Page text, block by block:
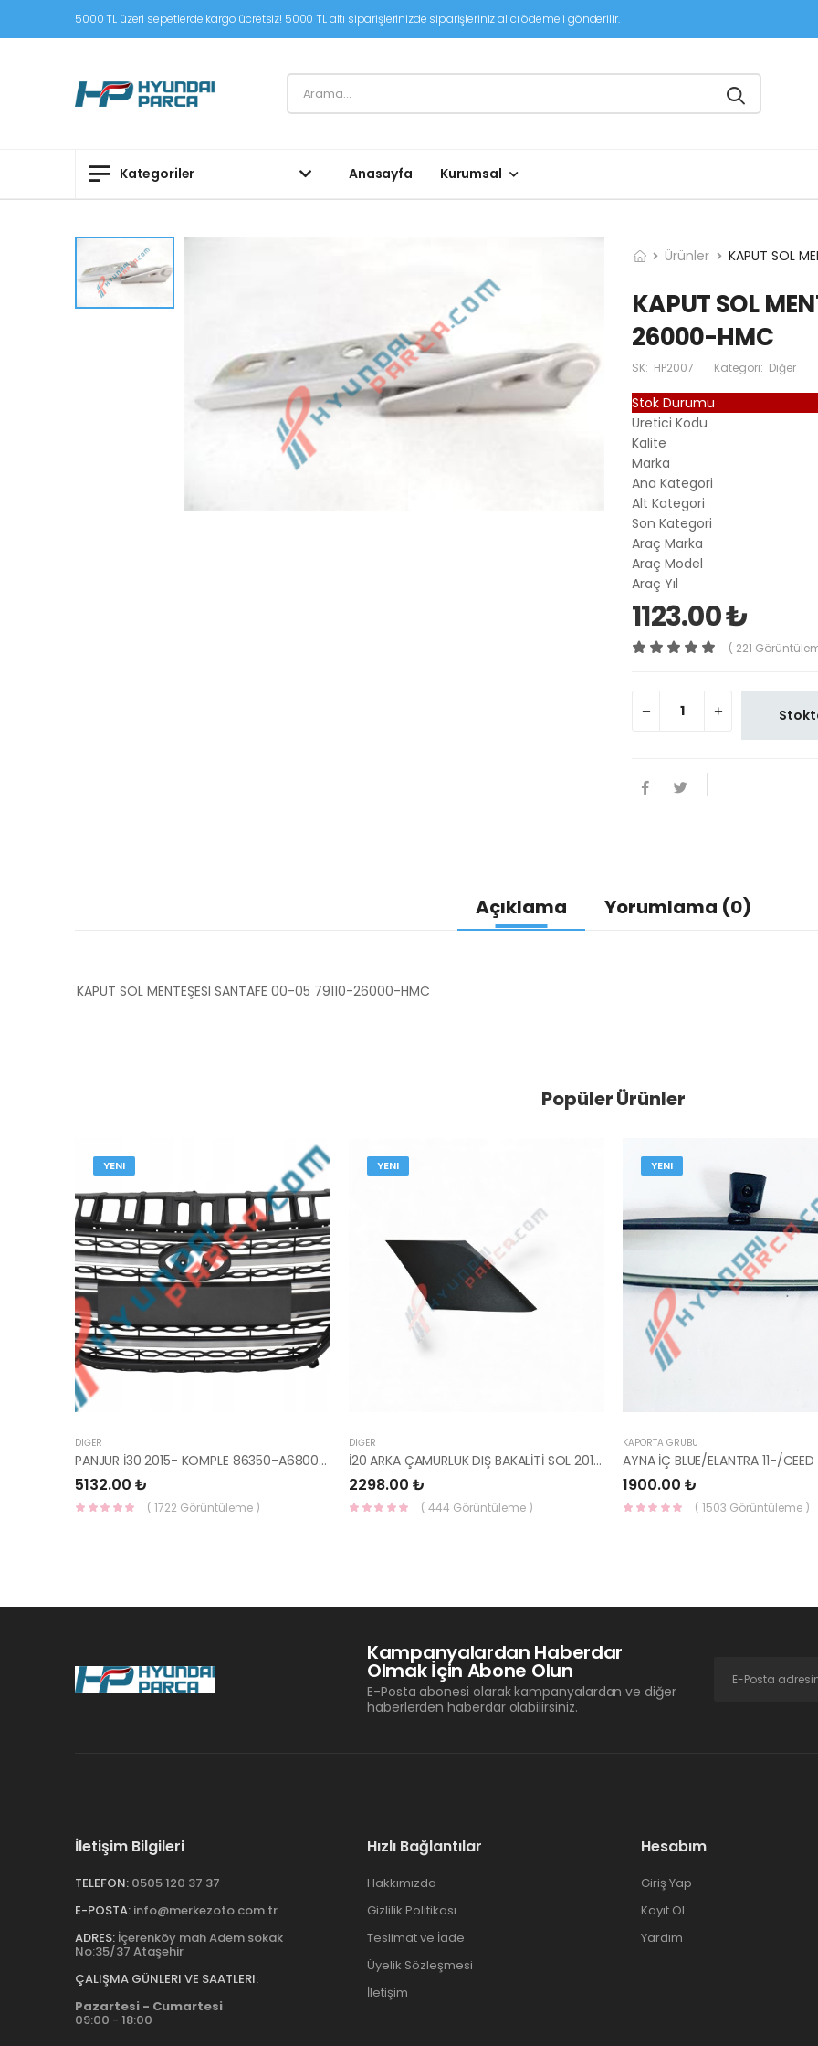
5000 TL üzeri sepetlerde kargo ücretsiz! 5000 TL altı siparişlerinizde siparişleriniz alıcı ödemeli gönderilir.
Kategoriler Anasayfa Kurumsal
Ürünler KAPUT SOL
KAPUT SOL
26000-HMC
SK: HP2007 Kategori: Diğer
Stok Durumu
Üretici Kodu
Kalite
Marka
Ana Kategori
Alt Kategori
Son Kategori
Araç Marka
Araç Model
Araç Yıl
1123.00 ₺
( 221
Açıklama Yorumlama (0)
KAPUT SOL MENTEŞESI SANTAFE 00-05 79110-26000-HMC
Popüler Ürünler
YENI
DIĞER
PANJUR İ30 2015- KOMPLE 86350-A6800-YS
5132.00 ₺
( 1722 Görüntüleme )
YENI
DIĞER
İ20 ARKA ÇAMURLUK DIŞ BAKALİTİ SOL 2015- ( PARLAK SİYAH ) 87360-C8000-YS
2298.00 ₺
( 444 Görüntüleme )
YENI
KAPORTA GRUBU
1900.00 ₺
( 1503 Görüntüleme )
Kampanyalardan Haberdar
Olmak İçin Abone Olun
E-Posta abonesi olarak kampanyalardan ve diğer
haberlerden haberdar olabilirsiniz.
İletişim Bilgileri
TELEFON: 0505 120 37 37
E-POSTA: info@merkezoto.com.tr
ADRES: İçerenköy mah Adem sokak
No:35/37 Ataşehir
ÇALIŞMA GÜNLERI VE SAATLERI:
Pazartesi - Cumartesi
09:00 - 18:00
Hızlı Bağlantılar
Hakkımızda
Gizlilik Politikası
Teslimat ve İade
Üyelik Sözleşmesi
İletişim
Hesabım
Giriş Yap
Kayıt Ol
Yardım